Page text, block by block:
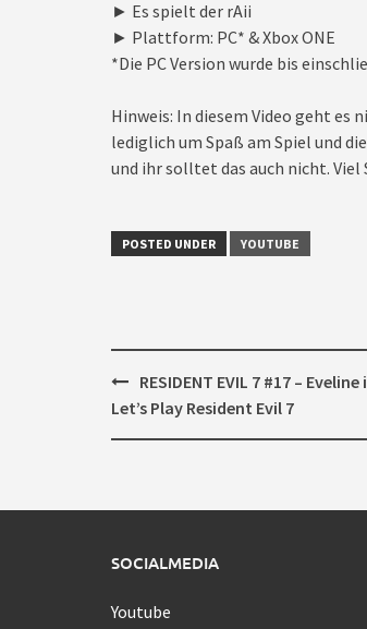
► Es spielt der rAii
► Plattform: PC* & Xbox ONE
*Die PC Version wurde bis
Hinweis: In diesem Video geht es
lediglich um Spaß am Spiel und
und ihr solltet das auch nicht. Viel
POSTED UNDER YOUTUBE
Post
navigation
RESIDENT EVIL 7 #17 –
Let’s Play Resident Evil 7
SOCIALMEDIA
Youtube